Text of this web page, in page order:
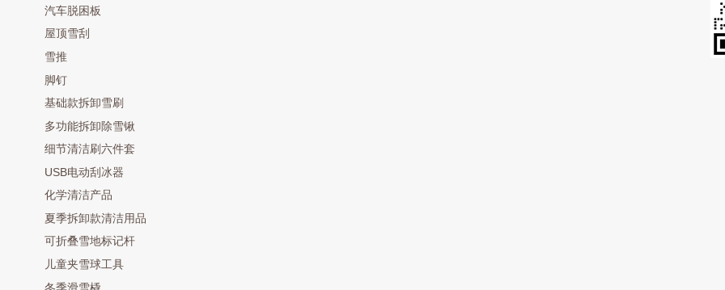
汽车脱困板
屋顶雪刮
雪推
脚钉
基础款拆卸雪刷
多功能拆卸除雪锹
细节清洁刷六件套
USB电动刮冰器
化学清洁产品
夏季拆卸款清洁用品
可折叠雪地标记杆
儿童夹雪球工具
冬季滑雪橇